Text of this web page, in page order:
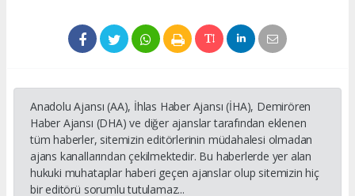
Anadolu Ajansı (AA), İhlas Haber Ajansı (İHA), Demirören
Haber Ajansı (DHA) ve diğer ajanslar tarafından eklenen
tüm haberler, sitemizin editörlerinin müdahalesi olmadan
ajans kanallarından çekilmektedir. Bu haberlerde yer alan
hukuki muhataplar haberi geçen ajanslar olup sitemizin hiç
bir editörü sorumlu tutulamaz...